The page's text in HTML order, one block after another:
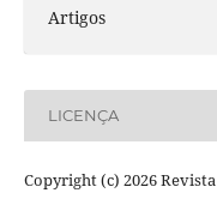
Artigos
LICENÇA
Copyright (c) 2026